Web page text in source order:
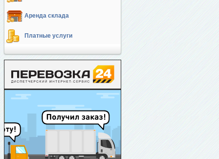
Аренда склада
Платные услуги